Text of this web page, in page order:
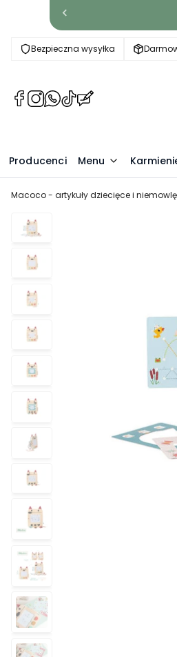
Bezpieczna wysyłka
(Otwiera
karcie)
(Otwiera
karcie)
(Otwiera
karcie)
(Otwiera
karcie)
(Otwiera
karcie)
Producenci Menu
Macoco - artykuły dziecięce i